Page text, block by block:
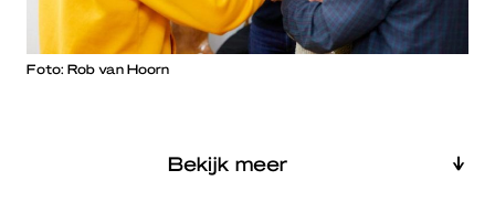
Foto: Rob van Hoorn
Bekijk meer